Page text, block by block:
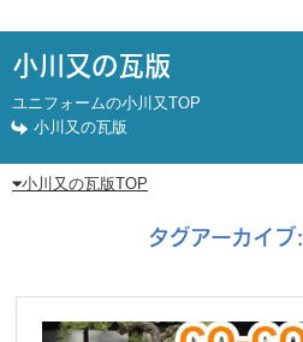
小川又の瓦版
ユニフォームの小川又TOP
小川又の瓦版
小川又の瓦版TOP
タグアーカイブ: